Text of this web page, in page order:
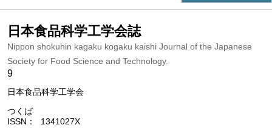
日本食品科学工学会誌
Nippon shokuhin kagaku kogaku kaishi Journal of the Japanese
Society for Food Science and Technology.
9
日本食品科学工学会
つくば
ISSN
1341027X